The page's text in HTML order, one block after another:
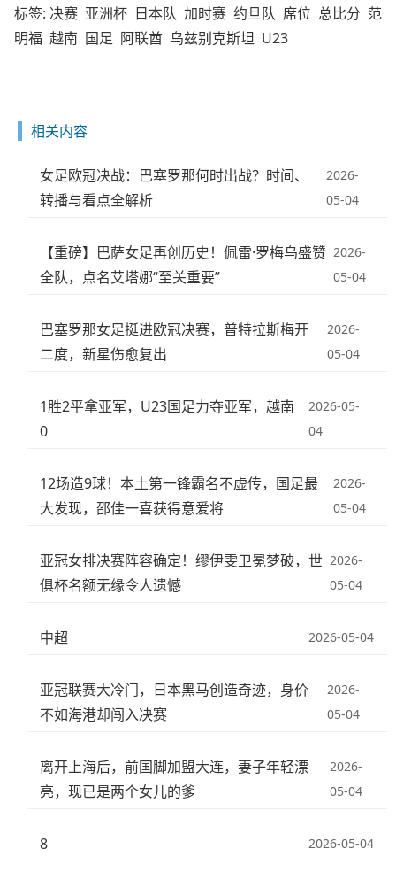
标签: 决赛 亚洲杯 日本队 加时赛 约旦队 席位 总比分 范
明福 越南 国足 阿联酋 乌兹别克斯坦 U23
相关内容
女足欧冠决战：巴塞罗那何时出战？时间、
转播与看点全解析
2026-
05-04
【重磅】巴萨女足再创历史！佩雷·罗梅乌盛赞
全队，点名艾塔娜“至关重要”
2026-
05-04
巴塞罗那女足挺进欧冠决赛，普特拉斯梅开
二度，新星伤愈复出
2026-
05-04
1胜2平拿亚军，U23国足力夺亚军，越南
0
2026-05-
04
12场造9球！本土第一锋霸名不虚传，国足最
大发现，邵佳一喜获得意爱将
2026-
05-04
亚冠女排决赛阵容确定！缪伊雯卫冕梦破，世
俱杯名额无缘令人遗憾
2026-
05-04
中超 2026-05-04
亚冠联赛大冷门，日本黑马创造奇迹，身价
不如海港却闯入决赛
2026-
05-04
离开上海后，前国脚加盟大连，妻子年轻漂
亮，现已是两个女儿的爹
2026-
05-04
8 2026-05-04